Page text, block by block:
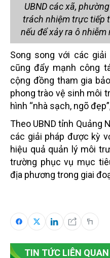
UBND các xã,
trách nhiệm trực tiếp
nếu để xảy ra ô
Song song với các giải
cũng đẩy mạnh công
cộng đồng tham gia
phong trào vệ sinh môi
hình “nhà sạch, ngõ
Theo UBND tỉnh Quảng
các giải pháp được kỳ
hiệu quả quản lý môi
trường phục vụ mục
địa phương trong giai
TIN TỨC LIÊN QUAN